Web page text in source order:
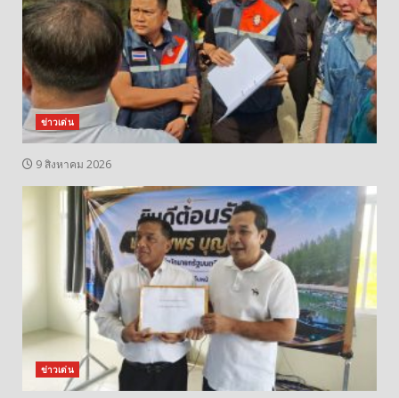
ข่าวเด่น
9 สิงหาคม 2026
ข่าวเด่น